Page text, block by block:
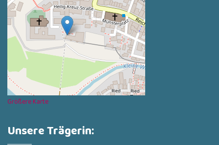
Größere Karte
Unsere Trägerin: